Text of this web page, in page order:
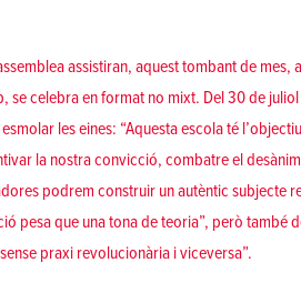
assistiran, aquest tombant de mes, a
se celebra en format no mixt. Del 30 de
les eines: “Aquesta escola té
la nostra convicció, combatre el
podrem construir un autèntic subjecte
pesa que una tona de teoria”, però també
praxi revolucionària i viceversa”.